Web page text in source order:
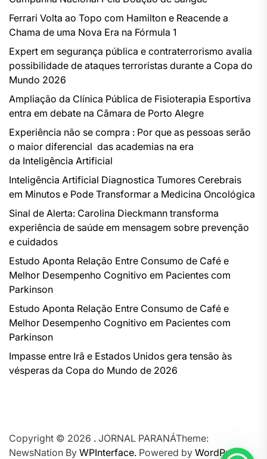
Ferrari Volta ao Topo com Hamilton e Reacende a
Chama de uma Nova Era na Fórmula 1
Expert em segurança pública e contraterrorismo avalia
possibilidade de ataques terroristas durante a Copa do
Mundo 2026
Ampliação da Clínica Pública de Fisioterapia Esportiva
entra em debate na Câmara de Porto Alegre
Experiência não se compra : Por que as pessoas serão
o maior diferencial das academias na era
da Inteligência Artificial
Inteligência Artificial Diagnostica Tumores Cerebrais
em Minutos e Pode Transformar a Medicina Oncológica
Sinal de Alerta: Carolina Dieckmann transforma
experiência de saúde em mensagem sobre prevenção
e cuidados
Estudo Aponta Relação Entre Consumo de Café e
Melhor Desempenho Cognitivo em Pacientes com
Parkinson
Estudo Aponta Relação Entre Consumo de Café e
Melhor Desempenho Cognitivo em Pacientes com
Parkinson
Impasse entre Irã e Estados Unidos gera tensão às
vésperas da Copa do Mundo de 2026
Copyright © 2026 . JORNAL PARANÁTheme:
NewsNation By WPInterface. Powered by WordPress.